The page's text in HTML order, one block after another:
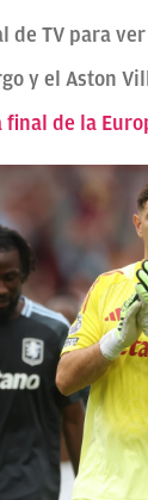
de TV para
y el Aston
de la